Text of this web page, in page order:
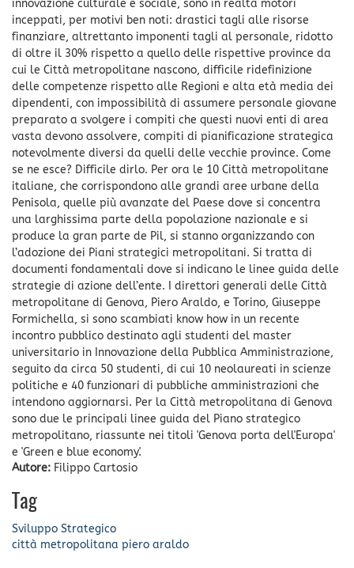
innovazione culturale e sociale, sono in realtà motori
inceppati, per motivi ben noti: drastici tagli alle risorse
finanziare, altrettanto imponenti tagli al personale, ridotto
di oltre il 30% rispetto a quello delle rispettive province da
cui le Città metropolitane nascono, difficile ridefinizione
delle competenze rispetto alle Regioni e alta età media dei
dipendenti, con impossibilità di assumere personale giovane
preparato a svolgere i compiti che questi nuovi enti di area
vasta devono assolvere, compiti di pianificazione strategica
notevolmente diversi da quelli delle vecchie province. Come
se ne esce? Difficile dirlo. Per ora le 10 Città metropolitane
italiane, che corrispondono alle grandi aree urbane della
Penisola, quelle più avanzate del Paese dove si concentra
una larghissima parte della popolazione nazionale e si
produce la gran parte de Pil, si stanno organizzando con
l’adozione dei Piani strategici metropolitani. Si tratta di
documenti fondamentali dove si indicano le linee guida delle
strategie di azione dell’ente. I direttori generali delle Città
metropolitane di Genova, Piero Araldo, e Torino, Giuseppe
Formichella, si sono scambiati know how in un recente
incontro pubblico destinato agli studenti del master
universitario in Innovazione della Pubblica Amministrazione,
seguito da circa 50 studenti, di cui 10 neolaureati in scienze
politiche e 40 funzionari di pubbliche amministrazioni che
intendono aggiornarsi. Per la Città metropolitana di Genova
sono due le principali linee guida del Piano strategico
metropolitano, riassunte nei titoli 'Genova porta dell'Europa'
e 'Green e blue economy'.
Autore: Filippo Cartosio
Tag
Sviluppo Strategico
città metropolitana piero araldo